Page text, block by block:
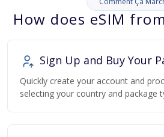
How does eSIM
Sign Up and Buy Your
Quickly create your account and
selecting your country and package